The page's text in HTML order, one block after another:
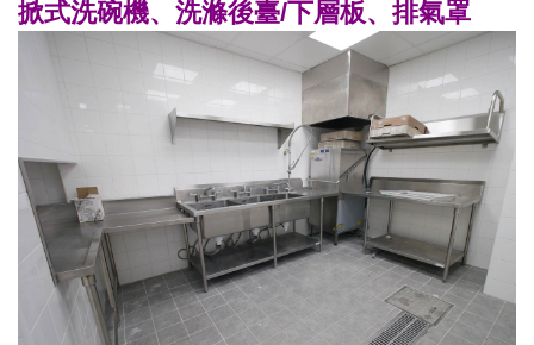
掀式洗碗機、洗滌後臺/下層板、排氣罩